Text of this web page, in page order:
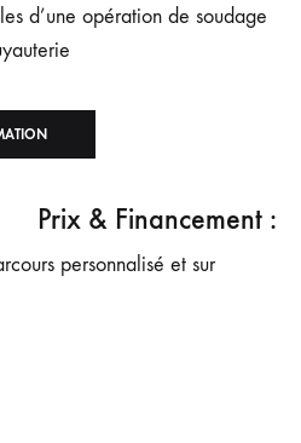
d’une opération de soudage
Prix & Financement :
personnalisé et sur